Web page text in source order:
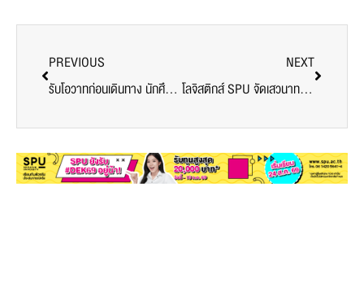
PREVIOUS
รับโอวาทก่อนเดินทาง นักศึกษาแลกเปลี่ยนวัฒนธรรม Nara Gakuen University
NEXT
โลจิสติกส์ SPU จัดเสวนาทางวิชาการ โดย 3 กูรู โลจิส ไทยแลนด์